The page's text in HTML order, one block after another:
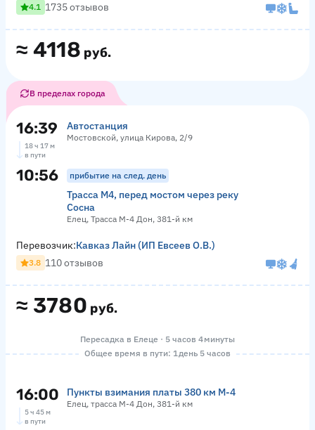
≈ 4118 руб.
4.1 1735 отзывов
В пределах города
16:39 Автостанция
Мостовской, улица Кирова, 2/9
18 ч 17 м
в пути
10:56 прибытие на след. день
Трасса М4, перед мостом через реку
Сосна
Елец, Трасса М-4 Дон, 381-й км
≈ 3780 руб.
Перевозчик:Кавказ Лайн (ИП Евсеев О.В.)
3.8 110 отзывов
Пересадка в Елеце · 5 часов 4 минуты
Общее время в пути: 1 день 5 часов
16:00 Пункты взимания платы 380 км М-4
Елец, трасса М-4 Дон, 381-й км
5 ч 45 м
в пути